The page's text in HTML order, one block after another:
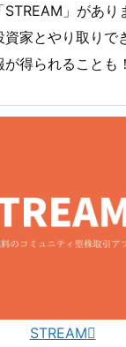
」があり
資家とやり取りで
得られることも！
STREAM